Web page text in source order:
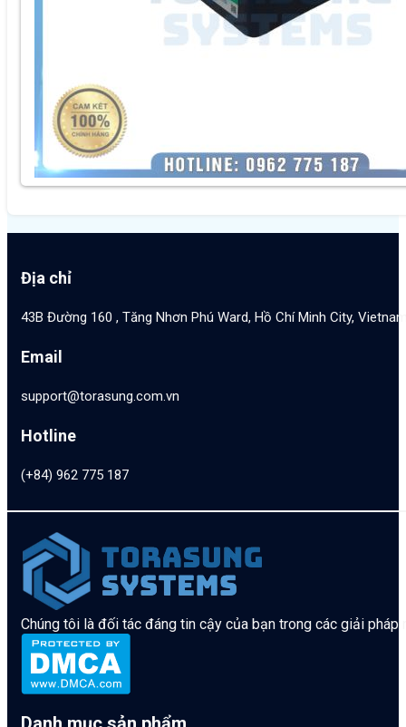
Địa chỉ
43B Đường 160 , Tăng Nhơn Phú Ward, Hồ Chí Minh City,
Email
support@torasung.com.vn
Hotline
(+84) 962 775 187
Chúng tôi là đối tác đáng tin cậy của bạn trong các giải pháp